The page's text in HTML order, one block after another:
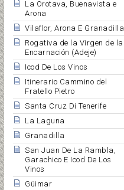
La Orotava, Buenavista e
Arona
Vilaflor, Arona E Granadilla
Rogativa de la Virgen de la
Encarnación (Adeje)
Icod De Los Vinos
Itinerario Cammino del
Fratello Pietro
Santa Cruz Di Tenerife
La Laguna
Granadilla
San Juan De La Rambla,
Garachico E Icod De Los
Vinos
Güimar